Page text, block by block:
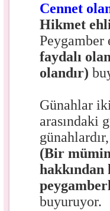
Cennet
Hikmet
Peygamber
faydalı
olandır)
Günahlar
arasındaki
(Bir
buyuruyor.